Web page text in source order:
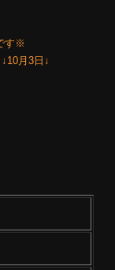
す※
月3日↓